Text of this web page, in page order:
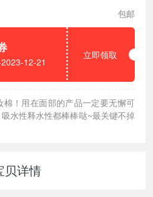
包邮
12-21
立即领取
！用在面部的产品一定要无懈可
水性释水性都棒棒哒~最关键不掉
贝详情